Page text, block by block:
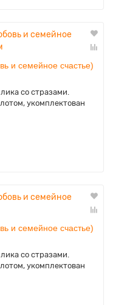
и семейное счастье)
со стразами.
укомплектован
и семейное счастье)
со стразами.
укомплектован